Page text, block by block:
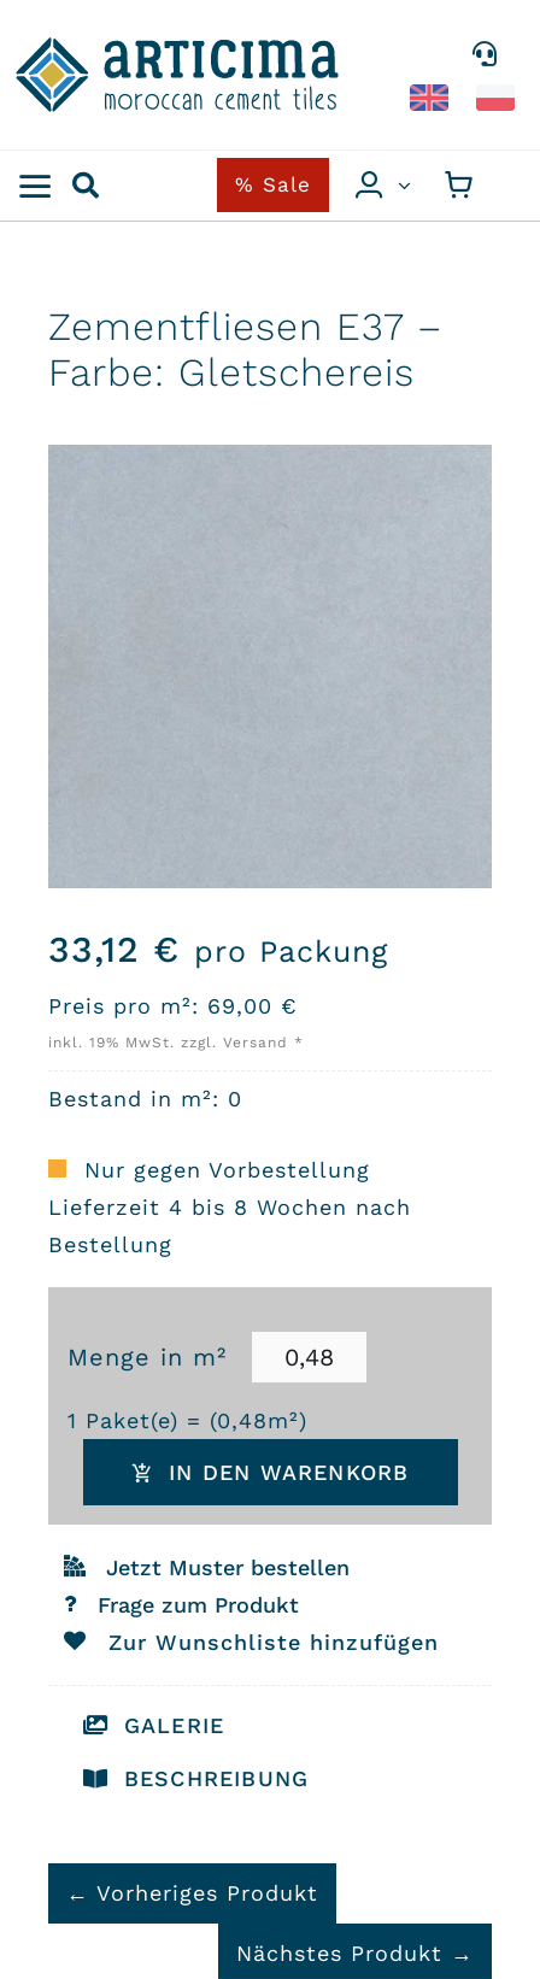
content
% Sale
Zementfliesen E37 –
Farbe: Gletschereis
33,12 € pro Packung
Preis pro m²: 69,00 €
inkl. 19% MwSt. zzgl. Versand *
Bestand in m²: 0
Nur gegen Vorbestellung
Lieferzeit 4 bis 8 Wochen nach
Bestellung
Menge in m²
1 Paket(e) = (0,48m²)
Zementfliesen
E37
Farbe:
Gletschereis
Menge
IN DEN WARENKORB
Jetzt Muster bestellen
Frage zum Produkt
Zur Wunschliste hinzufügen
GALERIE
BESCHREIBUNG
← Vorheriges Produkt
Nächstes Produkt →